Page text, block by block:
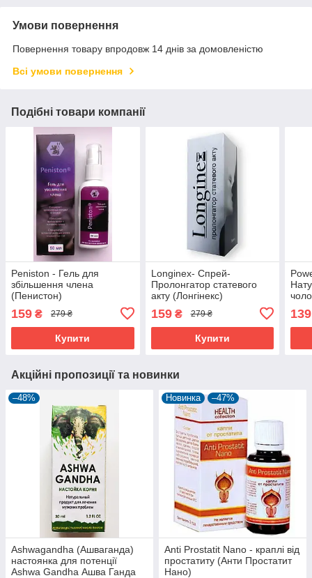
Умови повернення
Повернення товару впродовж 14 днів за домовленістю
Всі умови повернення
Подібні товари компанії
Peniston - Гель для
збільшення члена
(Пенистон)
159 ₴ 279 ₴
Купити
Longinex- Спрей-
Пролонгатор статевого
акту (Лонгінекс)
159₴ 279 ₴
Купити
139
Акційні пропозиції та новинки
–48%
Ashwagandha (Ашваганда)
настоянка для потенції
Ashwa Gandha Ашва Ганда
Новинка –47%
Anti Prostatit Nano - краплі від
простатиту (Анти Простатит
Нано)